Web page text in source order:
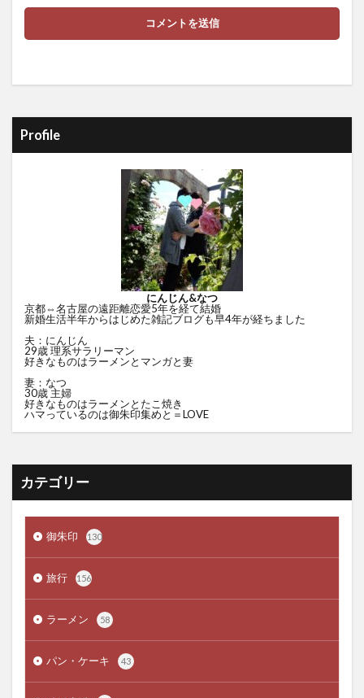
Profile
にんじん&なつ
京都⇔名古屋の遠距離恋愛5年を経て結婚
新婚生活半年からはじめた雑記ブログも早4年が経ちました
夫：にんじん
29歳 理系サラリーマン
好きなものはラーメンとマンガと妻
妻：なつ
30歳 主婦
好きなものはラーメンとたこ焼き
ハマっているのは御朱印集めと＝LOVE
カテゴリー
御朱印 130
旅行 156
ラーメン 58
パン・ケーキ 43